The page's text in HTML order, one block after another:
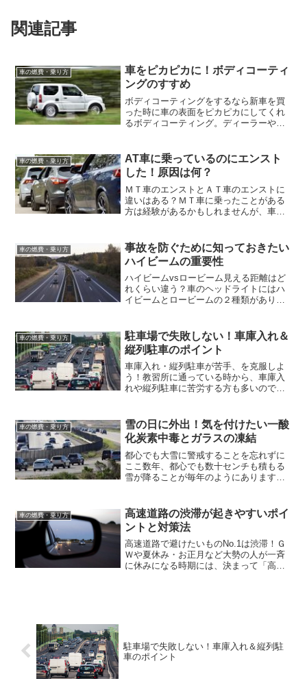
関連記事
車の燃費・乗り方
車をピカピカに！ボディコーティ
ングのすすめ
ボディコーティングをするなら新車を買
った時に車の表面をピカピカにしてくれ
るボディコーティング。ディーラーやカ
ても同じような気がしますが、実際には
新車を購入した時に行うの...
車の燃費・乗り方
AT車に乗っているのにエンスト
した！原因は何？
ＭＴ車のエンストとＡＴ車のエンストに
違いはある？ＭＴ車に乗ったことがある
方は経験があるかもしれませんが、車の
す。ＭＴ車がエンストを起こしてしまう
時は、たいていが運転者の操...
車の燃費・乗り方
事故を防ぐために知っておきたい
ハイビームの重要性
ハイビームvsロービーム見える距離はど
れくらい違う？車のヘッドライトにはハ
イビームとロービームの２種類がありま
名称やその照射距離を知ると、使い分け
が明確に理解できるよう...
車の燃費・乗り方
駐車場で失敗しない！車庫入れ＆
縦列駐車のポイント
車庫入れ・縦列駐車が苦手、を克服しよ
う！教習所に通っている時から、車庫入
れや縦列駐車に苦労する方も多いのでは
くるってしまい、うまく駐車できないと
いう状況に陥ってしまいま...
車の燃費・乗り方
雪の日に外出！気を付けたい一酸
化炭素中毒とガラスの凍結
都心でも大雪に警戒することを忘れずに
ここ数年、都心でも数十センチも積もる
雪が降ることが毎年のようにあります。
う用事ができてしまったら、外出せざる
を得なくなります。そんな...
車の燃費・乗り方
高速道路の渋滞が起きやすいポイ
ントと対策法
高速道路で避けたいものNo.1は渋滞！Ｇ
Ｗや夏休み・お正月など大勢の人が一斉
に休みになる時期には、決まって「高速
駐車場で失敗しない！車庫入れ＆縦列駐
車のポイント